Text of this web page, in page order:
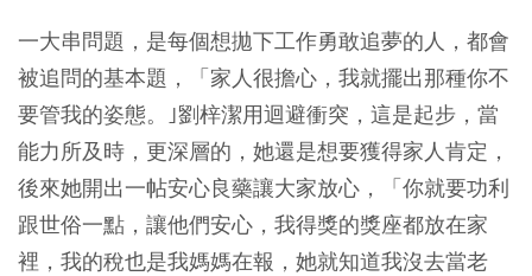
一大串問題，是每個想拋下工作勇敢追夢的人，都會
被追問的基本題，「家人很擔心，我就擺出那種你不
要管我的姿態。｣劉梓潔用迴避衝突，這是起步，當
能力所及時，更深層的，她還是想要獲得家人肯定，
後來她開出一帖安心良藥讓大家放心，「你就要功利
跟世俗一點，讓他們安心，我得獎的獎座都放在家
裡，我的稅也是我媽媽在報，她就知道我沒去當老